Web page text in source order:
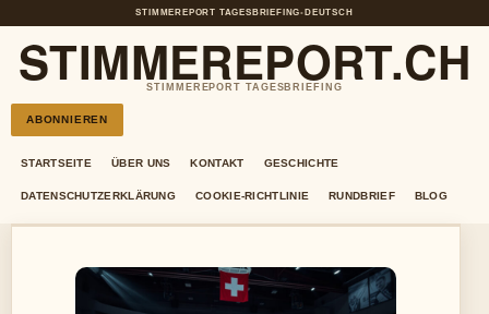
STIMMEREPORT TAGESBRIEFING• DEUTSCH
STIMMEREPORT.CH
STIMMEREPORT TAGESBRIEFING
ABONNIEREN
STARTSEITE ÜBER UNS KONTAKT GESCHICHTE
DATENSCHUTZERKLÄRUNG COOKIE-RICHTLINIE RUNDBRIEF BLOG